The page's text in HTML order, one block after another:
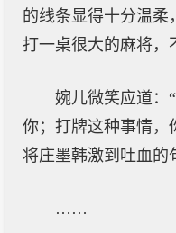
的线条显得十分温柔
打一桌很大的麻将，
婉儿微笑应道：
你；打牌这种事情，
将庄墨韩激到吐血的
……